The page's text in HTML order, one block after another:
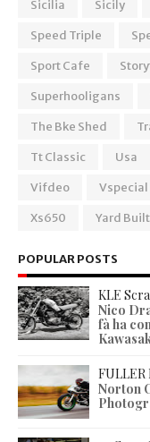
Sicilia
Sicily
Speed Triple
Sport Cafe
Superhooligans
The Bke Shed
Tt Classic
Usa
Vifdeo
Vspecial
Xs650
Yard Built
POPULAR POSTS
KLE
Nico
fà ha
FULLER
Norton